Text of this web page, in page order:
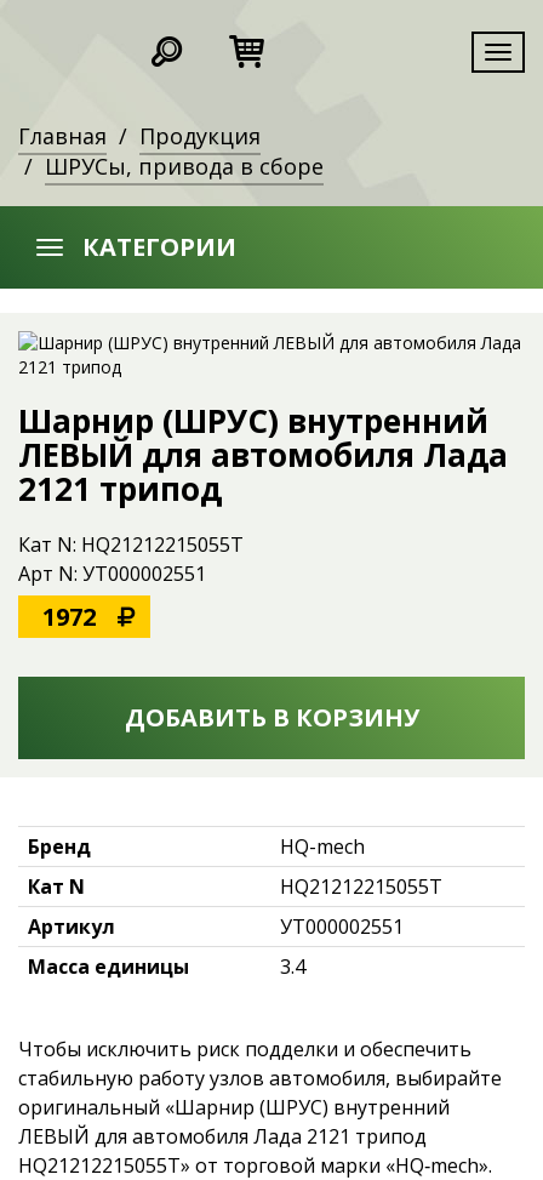
Главная
Продукция
ШРУСы, привода в сборе
КАТЕГОРИИ
Шарнир (ШРУС) внутренний
ЛЕВЫЙ для автомобиля Лада
2121 трипод
Кат N: HQ21212215055T
Арт N: УТ000002551
1972
ДОБАВИТЬ В КОРЗИНУ
Бренд
HQ-mech
Кат N
HQ21212215055T
Артикул
УТ000002551
Масса единицы
3.4
Чтобы исключить риск подделки и обеспечить
стабильную работу узлов автомобиля, выбирайте
оригинальный «Шарнир (ШРУС) внутренний
ЛЕВЫЙ для автомобиля Лада 2121 трипод
HQ21212215055T» от торговой марки «HQ‑mech».